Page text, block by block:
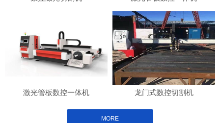
激光管板数控一体机 龙门式数控切割机
MORE